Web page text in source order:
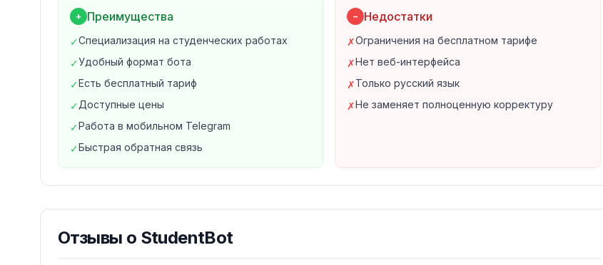
Для кого подходит?
старших классов и всех, кто работает с учебными текстами. StudentBot особенно полезен
при подготовке курсовых работ, рефератов, эссе и докладов, когда нужно быстро
проверить пунктуацию и корректность оформления.
+ Преимущества
✓Специализация на студенческих работах
✓Удобный формат бота
✓Есть бесплатный тариф
✓Доступные цены
✓Работа в мобильном Telegram
✓Быстрая обратная связь
− Недостатки
✗Ограничения на бесплатном тарифе
✗Нет веб-интерфейса
✗Только русский язык
✗Не заменяет полноценную корректуру
Отзывы о StudentBot